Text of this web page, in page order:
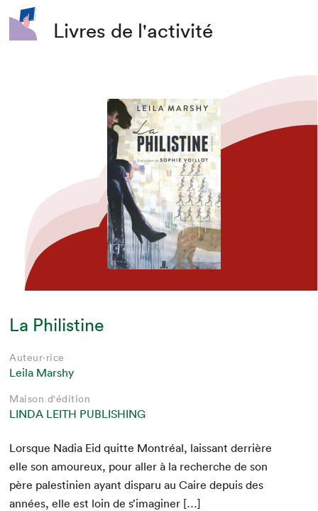
Livres de l'activité
La Philistine
Auteur·rice
Leila Marshy
Maison d'édition
LINDA LEITH PUBLISHING
Lorsque Nadia Eid quitte Mon­tréal, lais­sant der­rière
elle son amoureux, pour aller à la recherche de son
père pales­tinien ayant dis­paru au Caire depuis des
années, elle est loin de s’imaginer […]